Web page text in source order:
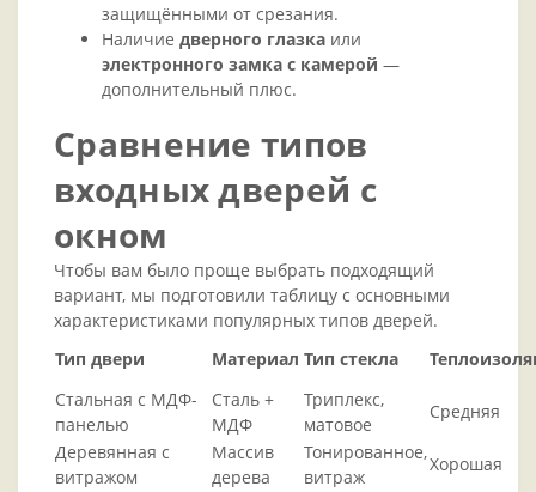
защищёнными от срезания.
Наличие дверного глазка или
электронного замка с камерой —
дополнительный плюс.
Сравнение типов
входных дверей с
окном
Чтобы вам было проще выбрать подходящий
вариант, мы подготовили таблицу с основными
характеристиками популярных типов дверей.
Тип двери
Материал Тип стекла
Стальная с МДФ-
панелью
Сталь +
МДФ
Триплекс,
матовое
Средняя
Деревянная с
витражом
Массив
дерева
Тонированное,
витраж
Хорошая